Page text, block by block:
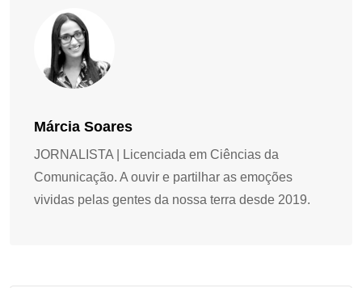
Márcia Soares
JORNALISTA | Licenciada em Ciências da
Comunicação. A ouvir e partilhar as emoções
vividas pelas gentes da nossa terra desde 2019.